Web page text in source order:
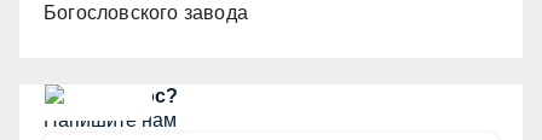
Богословского завода
Есть вопрос?
Напишите нам